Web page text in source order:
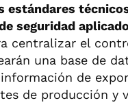
estándares
seguridad
centralizar el
una base de
de
de producción y